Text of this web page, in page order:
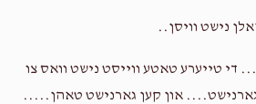
נישט וויסן..
די טייערע טאטע ווייסט נישט וואס צו
און קען גארנישט טאהן.....